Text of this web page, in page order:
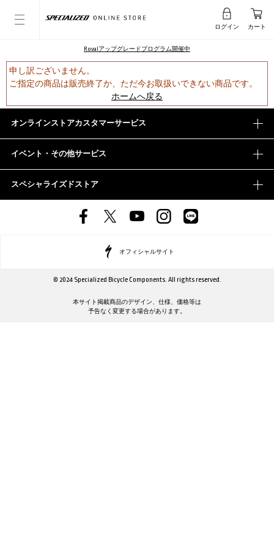
ログイン カート
Rovalアップグレードプログラム開催中
申し訳ございません。
ご指定の商品は販売終了か、ただ今お取扱いできない商品です。
ホームへ戻る
オンラインストアカスタマーサービス
イベント・その他サービス
スペシャライズドストア
オフィシャルサイト
© 2024 Specialized Bicycle Components. All rights reserved.
本サイト掲載商品のデザイン、仕様、価格等は
予告なく変更する場合があります。